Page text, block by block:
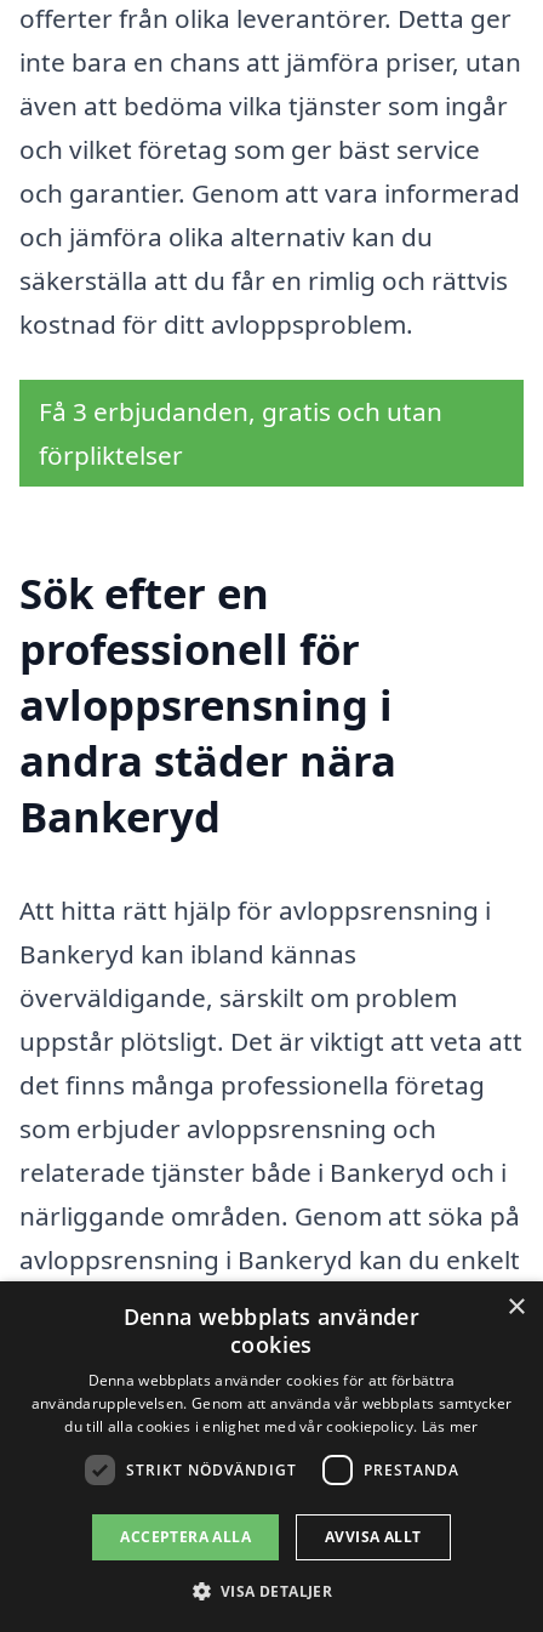
offerter från olika leverantörer. Detta ger
inte bara en chans att jämföra priser, utan
även att bedöma vilka tjänster som ingår
och vilket företag som ger bäst service
och garantier. Genom att vara informerad
och jämföra olika alternativ kan du
säkerställa att du får en rimlig och rättvis
kostnad för ditt avloppsproblem.
Få 3 erbjudanden, gratis och utan
förpliktelser
Sök efter en
professionell för
avloppsrensning i
andra städer nära
Bankeryd
Att hitta rätt hjälp för avloppsrensning i
Bankeryd kan ibland kännas
överväldigande, särskilt om problem
uppstår plötsligt. Det är viktigt att veta att
det finns många professionella företag
som erbjuder avloppsrensning och
relaterade tjänster både i Bankeryd och i
närliggande områden. Genom att söka på
avloppsrensning i Bankeryd kan du enkelt
få tillgång till lokala företag som kan lösa
dina avloppsproblem.
Här är några omkringliggande städer där
du också kan hitta hjälp med
avloppsrensning:
×
Denna webbplats använder
cookies
Denna webbplats använder cookies för att förbättra
användarupplevelsen. Genom att använda vår webbplats samtycker
du till alla cookies i enlighet med vår cookiepolicy. Läs mer
STRIKT NÖDVÄNDIGT PRESTANDA
ACCEPTERA ALLA AVVISA ALLT
VISA DETALJER